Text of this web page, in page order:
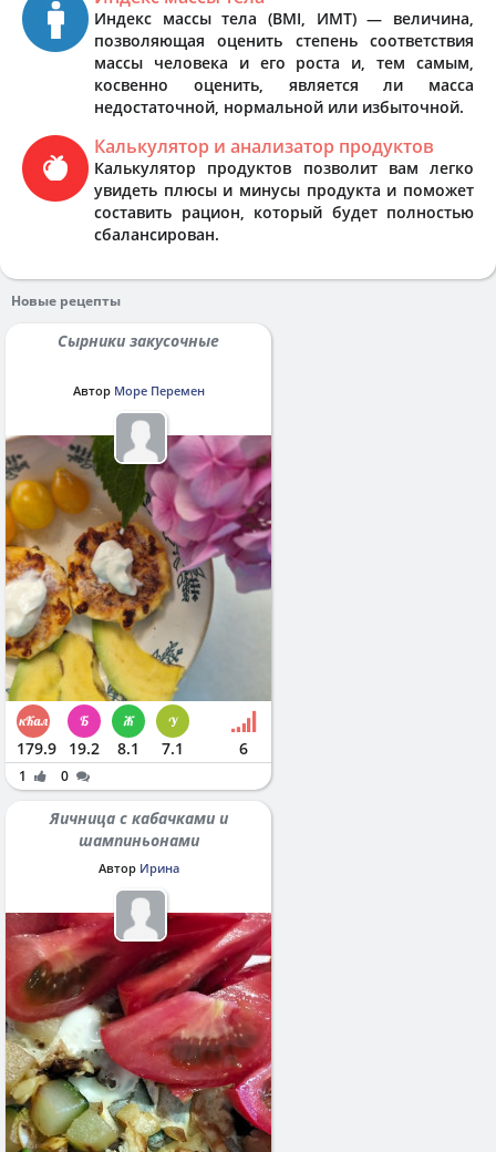
Индекс массы тела (BMI, ИМТ) — величина,
позволяющая оценить степень соответствия
массы человека и его роста и, тем самым,
косвенно оценить, является ли масса
недостаточной, нормальной или избыточной.
Калькулятор и анализатор продуктов
Калькулятор продуктов позволит вам легко
увидеть плюсы и минусы продукта и поможет
составить рацион, который будет полностью
сбалансирован.
Новые рецепты
Сырники закусочные
Автор Море Перемен
179.9 19.2 8.1 7.1 6
1 0
Яичница с кабачками и
шампиньонами
Автор Ирина